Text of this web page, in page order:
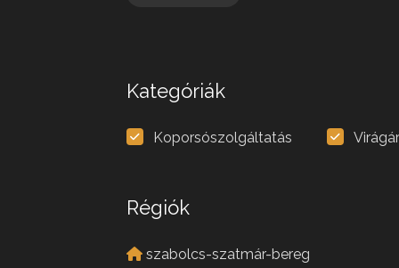
Kategóriák
Koporsószolgáltatás
Régiók
szabolcs-szatmár-bereg